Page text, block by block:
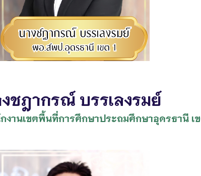
ชฎากรณ์ บรรเลงรมย์
งานเขตพื้นที่การศึกษาประถมศึกษาอุดรธานี เข